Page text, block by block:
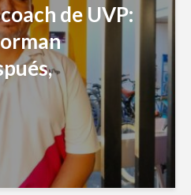
de UVP: